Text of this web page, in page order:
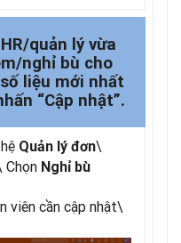
quản lý vừa
nghỉ bù cho
liệu mới nhất
“Cập nhật”.
Quản lý đơn\
Chọn Nghỉ bù
viên cần cập nhật\